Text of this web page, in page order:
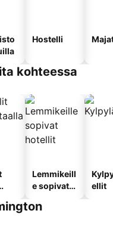
Hostelli
kohteessa
Lemmikeill
e sopivat
ellit